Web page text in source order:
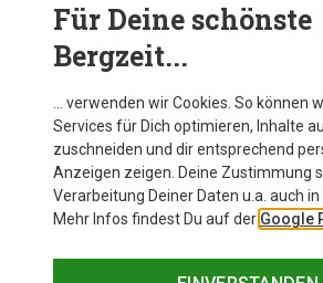
Für Deine schönste
Bergzeit...
… verwenden wir Cookies. So können
Services für Dich optimieren, Inhalte
zuschneiden und dir entsprechend
Anzeigen zeigen. Deine Zustimmung
Verarbeitung Deiner Daten u.a. auch in
Mehr Infos findest Du auf der Google